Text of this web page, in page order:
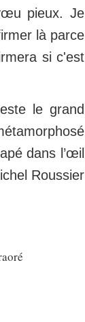
pieux. Je
là parce
si c'est
le grand
dans l’œil
Roussier